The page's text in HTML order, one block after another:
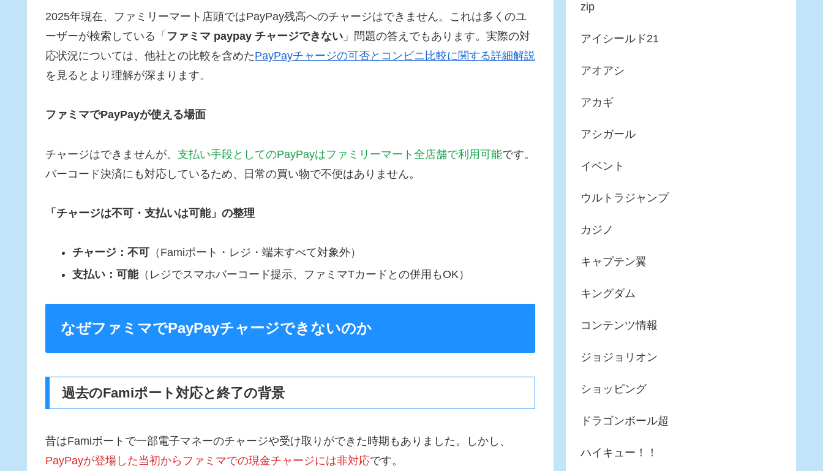
2025年現在、ファミリーマート店頭ではPayPay残高へのチャージはできません。これは多くのユ
ーザーが検索している「 ファミマ paypay チャージできない 」問題の答えでもあります。実際の対
応状況については、他社との比較を含めたPayPayチャージの可否とコンビニ比較に関する詳細解説
を見るとより理解が深まります。
ファミマでPayPayが使える場面
チャージはできませんが、 支払い手段としてのPayPayはファミリーマート全店舗で利用可能です。
バーコード決済にも対応しているため、日常の買い物で不便はありません。
「チャージは不可・支払いは可能」の整理
チャージ：不可（Famiポート・レジ・端末すべて対象外）
支払い：可能（レジでスマホバーコード提示、ファミマTカードとの併用もOK）
なぜファミマでPayPayチャージできないのか
過去のFamiポート対応と終了の背景
昔はFamiポートで一部電子マネーのチャージや受け取りができた時期もありました。しかし、
PayPayが登場した当初からファミマでの現金チャージには非対応です。
zip
アイシールド21
アオアシ
アカギ
アシガール
イベント
ウルトラジャンプ
カジノ
キャプテン翼
キングダム
コンテンツ情報
ジョジョリオン
ショッピング
ドラゴンボール超
ハイキュー！！